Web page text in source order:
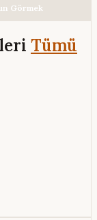
Görmek
Tümü